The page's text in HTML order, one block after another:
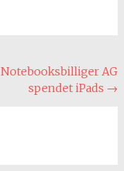
Notebooksbilliger AG
spendet iPads →